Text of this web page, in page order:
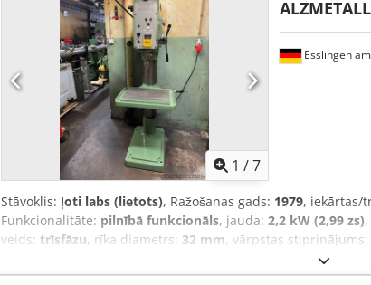
1 /7
Esslingen
ALZMETALL
Stāvoklis: ļoti labs (lietots), Ražošanas gads: 1979, iekārtas/
Funkcionalitāte: pilnībā funkcionāls, jauda: 2,2 kW (2,99 zs)
veids: trīsfāzu, rīka diametrs: 32 mm, vārpstas stiprinājums:
, kopējais svars:
dokumentācija / rokasgrāmata, rotācijas ātrums bezgalīgi